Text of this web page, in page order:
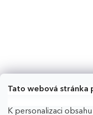
Tato webová stránka
K personalizaci